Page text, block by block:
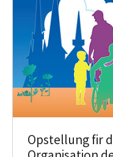
Opstellung fir